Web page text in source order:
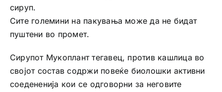
сируп.
Сите големини на пакувања може да не бидат
пуштени во промет.
Сирупот Мукоплант тегавец, против кашлица во
својот состав содржи повеќе биолошки активни
соедененија кои се одговорни за неговите